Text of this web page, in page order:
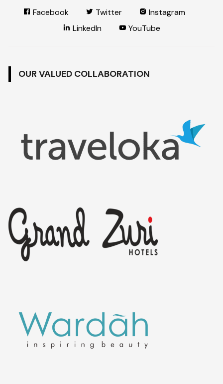
Facebook Twitter
Instagram
LinkedIn
YouTube
OUR VALUED COLLABORATION